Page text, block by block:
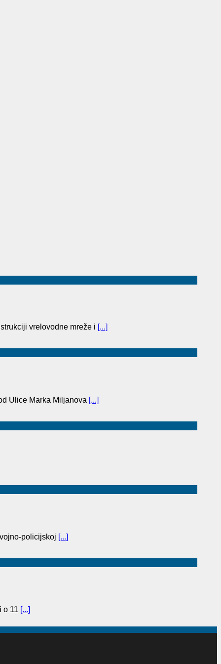
vrelovodne mreže i [...]
Ulice Marka Miljanova [...]
policijskoj [...]
o 11 [...]